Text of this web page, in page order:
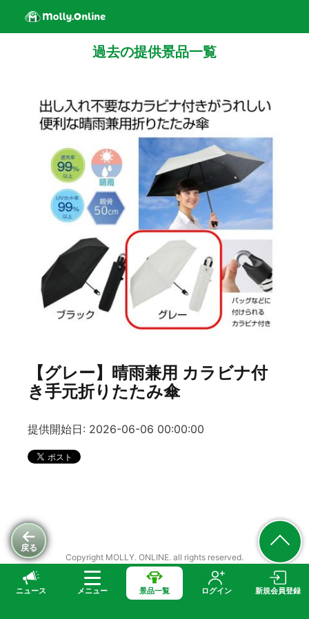
ニュース メニュー 景品一覧 ログイン 新規会員登録
戻る
過去の提供景品一覧
【グレー】晴雨兼用 カラビナ付
き手元折りたたみ傘
提供開始日: 2026-06-06 00:00:00
Copyright MOLLY. ONLINE. all rights reserved.